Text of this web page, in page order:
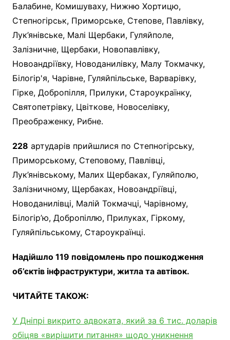
Балабине, Комишуваху, Нижню Хортицю,
Степногірськ, Приморське, Степове, Павлівку,
Лук’янівське, Малі Щербаки, Гуляйполе,
Залізничне, Щербаки, Новопавлівку,
Новоандріївку, Новоданилівку, Малу Токмачку,
Білогір'я, Чарівне, Гуляйпільське, Варварівку,
Гірке, Добропілля, Прилуки, Староукраїнку,
Святопетрівку, Цвіткове, Новоселівку,
Преображенку, Рибне.
228 артударів прийшлися по Степногірську,
Приморському, Степовому, Павлівці,
Лук’янівському, Малих Щербаках, Гуляйполю,
Залізничному, Щербаках, Новоандріївці,
Новоданилівці, Малій Токмачці, Чарівному,
Білогір’ю, Добропіллю, Прилуках, Гіркому,
Гуляйпільському, Староукраїнці.
Надійшло 119 повідомлень про пошкодження
об’єктів інфраструктури, житла та автівок.
ЧИТАЙТЕ ТАКОЖ:
У Дніпрі викрито адвоката, який за 6 тис. доларів
обіцяв «вирішити питання» щодо уникнення